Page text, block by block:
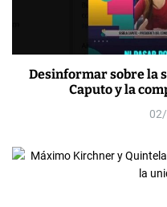
Desinformar sobre la
Caputo y la